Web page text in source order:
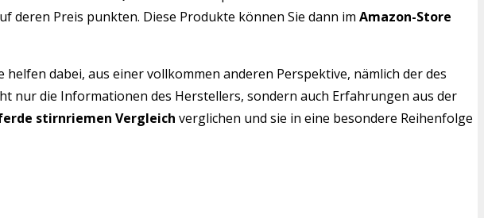
deren Preis punkten. Diese Produkte können Sie dann im Amazon-Store
dabei, aus einer vollkommen anderen Perspektive, nämlich der des
nur die Informationen des Herstellers, sondern auch Erfahrungen aus der
stirnriemen Vergleich verglichen und sie in eine besondere Reihenfolge